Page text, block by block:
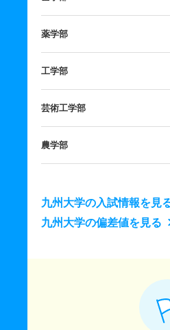
薬学部
工学部
芸術工学部
農学部
九州大学の入試情報を見
九州大学の偏差値を見る